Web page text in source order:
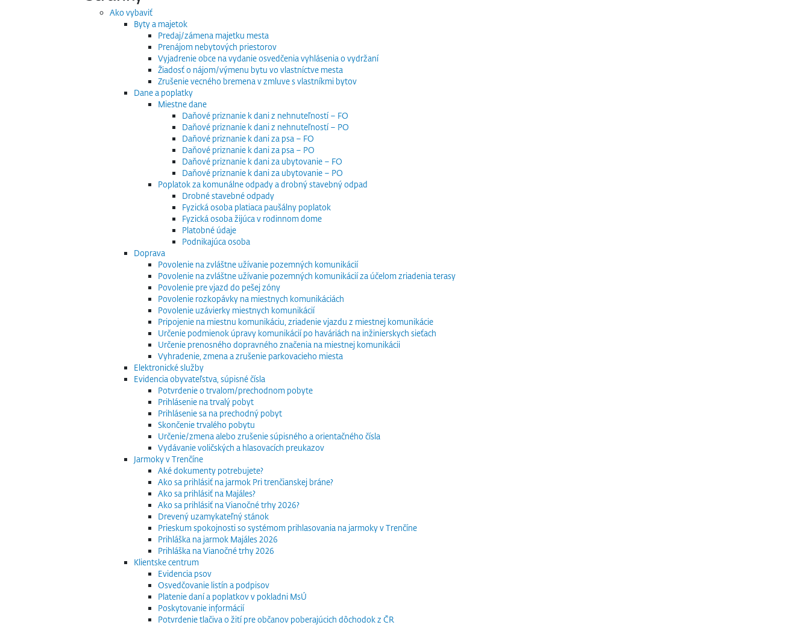
Ako vybaviť
Byty a majetok
Predaj/zámena majetku mesta
Prenájom nebytových priestorov
Vyjadrenie obce na vydanie osvedčenia vyhlásenia o vydržaní
Žiadosť o nájom/výmenu bytu vo vlastníctve mesta
Zrušenie vecného bremena v zmluve s vlastníkmi bytov
Dane a poplatky
Miestne dane
Daňové priznanie k dani z nehnuteľností – FO
Daňové priznanie k dani z nehnuteľností – PO
Daňové priznanie k dani za psa – FO
Daňové priznanie k dani za psa – PO
Daňové priznanie k dani za ubytovanie – FO
Daňové priznanie k dani za ubytovanie – PO
Poplatok za komunálne odpady a drobný stavebný odpad
Drobné stavebné odpady
Fyzická osoba platiaca paušálny poplatok
Fyzická osoba žijúca v rodinnom dome
Platobné údaje
Podnikajúca osoba
Doprava
Povolenie na zvláštne užívanie pozemných komunikácií
Povolenie na zvláštne užívanie pozemných komunikácií za účelom zriadenia terasy
Povolenie pre vjazd do pešej zóny
Povolenie rozkopávky na miestnych komunikáciách
Povolenie uzávierky miestnych komunikácií
Pripojenie na miestnu komunikáciu, zriadenie vjazdu z miestnej komunikácie
Určenie podmienok úpravy komunikácií po haváriách na inžinierskych sieťach
Určenie prenosného dopravného značenia na miestnej komunikácii
Vyhradenie, zmena a zrušenie parkovacieho miesta
Elektronické služby
Evidencia obyvateľstva, súpisné čísla
Potvrdenie o trvalom/prechodnom pobyte
Prihlásenie na trvalý pobyt
Prihlásenie sa na prechodný pobyt
Skončenie trvalého pobytu
Určenie/zmena alebo zrušenie súpisného a orientačného čísla
Vydávanie voličských a hlasovacích preukazov
Jarmoky v Trenčíne
Aké dokumenty potrebujete?
Ako sa prihlásiť na jarmok Pri trenčianskej bráne?
Ako sa prihlásiť na Majáles?
Ako sa prihlásiť na Vianočné trhy 2026?
Drevený uzamykateľný stánok
Prieskum spokojnosti so systémom prihlasovania na jarmoky v Trenčíne
Prihláška na jarmok Majáles 2026
Prihláška na Vianočné trhy 2026
Klientske centrum
Evidencia psov
Osvedčovanie listín a podpisov
Platenie daní a poplatkov v pokladni MsÚ
Poskytovanie informácií
Potvrdenie tlačiva o žití pre občanov poberajúcich dôchodok z ČR